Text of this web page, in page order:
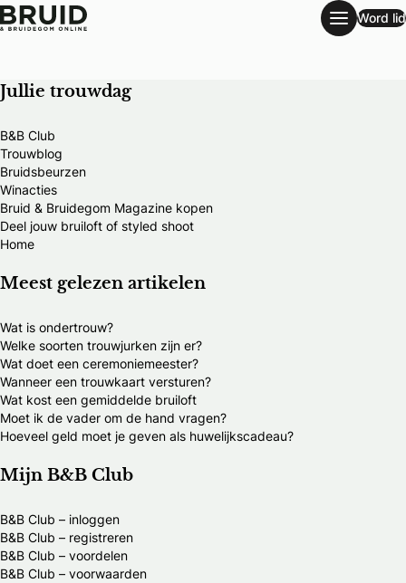
Word lid
Jullie trouwdag
B&B Club
Trouwblog
Bruidsbeurzen
Winacties
Bruid & Bruidegom Magazine kopen
Deel jouw bruiloft of styled shoot
Home
Meest gelezen artikelen
Wat is ondertrouw?
Welke soorten trouwjurken zijn er?
Wat doet een ceremoniemeester?
Wanneer een trouwkaart versturen?
Wat kost een gemiddelde bruiloft
Moet ik de vader om de hand vragen?
Hoeveel geld moet je geven als huwelijkscadeau?
Mijn B&B Club
B&B Club – inloggen
B&B Club – registreren
B&B Club – voordelen
B&B Club – voorwaarden